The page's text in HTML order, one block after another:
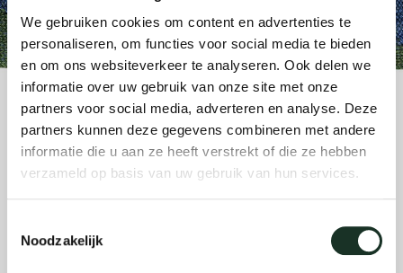
We gebruiken cookies om content en advertenties te
personaliseren, om functies voor social media te bieden
en om ons websiteverkeer te analyseren. Ook delen we
informatie over uw gebruik van onze site met onze
partners voor social media, adverteren en analyse. Deze
partners kunnen deze gegevens combineren met andere
informatie die u aan ze heeft verstrekt of die ze hebben
verzameld op basis van uw gebruik van hun services.
Noodzakelijk
vision
sessel
cm13/
cm15
cm21
cm22
uli
raw
jorre
Über Arco